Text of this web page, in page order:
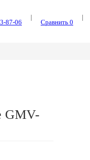
87-06
|
Сравнить 0
|
GMV-